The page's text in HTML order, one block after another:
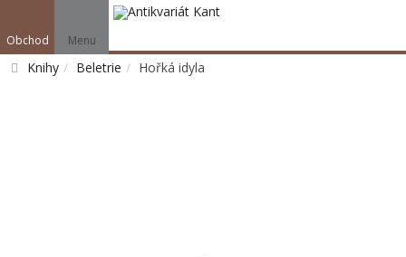
Obchod Menu
Knihy Beletrie Hořká idyla